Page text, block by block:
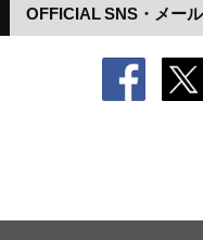
OFFICIAL SNS・メー